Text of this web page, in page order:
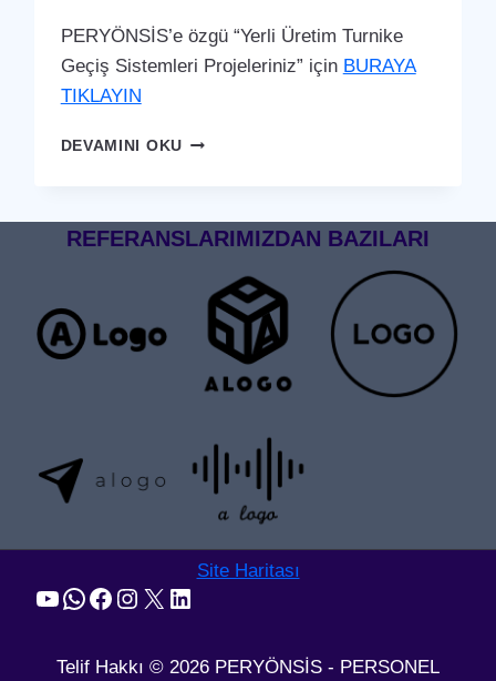
PERYÖNSİS’e özgü “Yerli Üretim Turnike
Geçiş Sistemleri Projeleriniz” için BURAYA
TIKLAYIN
DEVAMINI OKUDÖRTYOL
REFERANSLARIMIZDAN BAZILARI
Site Haritası
YouTube WhatsApp Facebook Instagram X LinkedIn
Telif Hakkı © 2026 PERYÖNSİS - PERSONEL